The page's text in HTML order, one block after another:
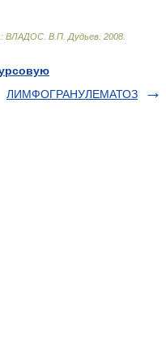
ВЛАДОС В.П. Дудьев 2008
ЛИМФОГРАНУЛЕМАТОЗ